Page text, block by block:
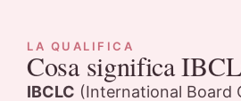
LA QUALIFICA
Cosa significa
IBCLC (International Board